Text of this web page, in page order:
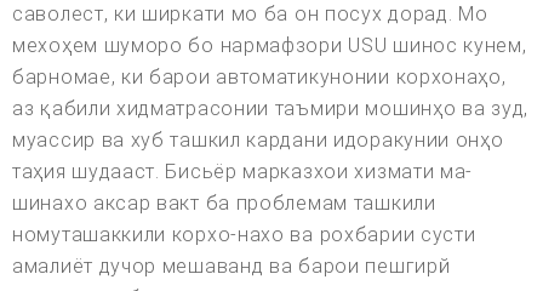
саволест, ки ширкати мо ба он посух дорад. Мо
мехоҳем шуморо бо нармафзори USU шинос кунем,
барномае, ки барои автоматикунонии корхонаҳо,
аз қабили хидматрасонии таъмири мошинҳо ва зуд,
муассир ва хуб ташкил кардани идоракунии онҳо
таҳия шудааст. Бисьёр марказхои хизмати ма-
шинахо аксар вакт ба проблемам ташкили
номуташаккили корхо-нахо ва рохбарии сусти
амалиёт дучор мешаванд ва барои пешгирй